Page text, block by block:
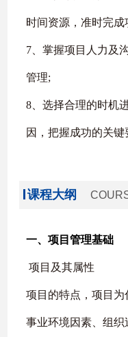
时间资源，准时完成
7 、掌握项目人力及
管理;
8 、选择合理的时机
因，把握成功的关键
课程大纲
一、项目管理基础
项目及其属性
项目的特点，项目为
事业环境因素、组织